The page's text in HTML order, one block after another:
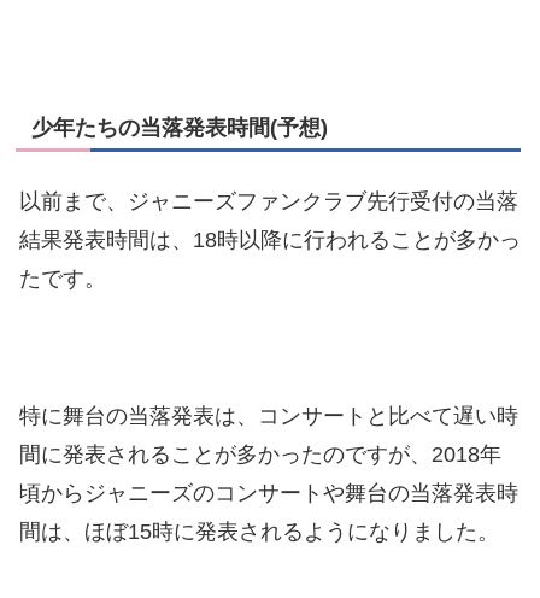
少年たちの当落発表時間(予想)
以前まで、ジャニーズファンクラブ先行受付の当落
結果発表時間は、18時以降に行われることが多かっ
たです。
特に舞台の当落発表は、コンサートと比べて遅い時
間に発表されることが多かったのですが、2018年
頃からジャニーズのコンサートや舞台の当落発表時
間は、ほぼ15時に発表されるようになりました。